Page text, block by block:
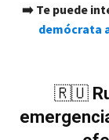
➡️ Te puede
demócrata
🇷🇺